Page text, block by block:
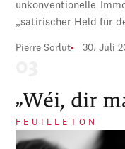
unkonventionelle
„satirischer Held für
Pierre Sorlut 30. Juli
„Wéi, dir
FEUILLETON